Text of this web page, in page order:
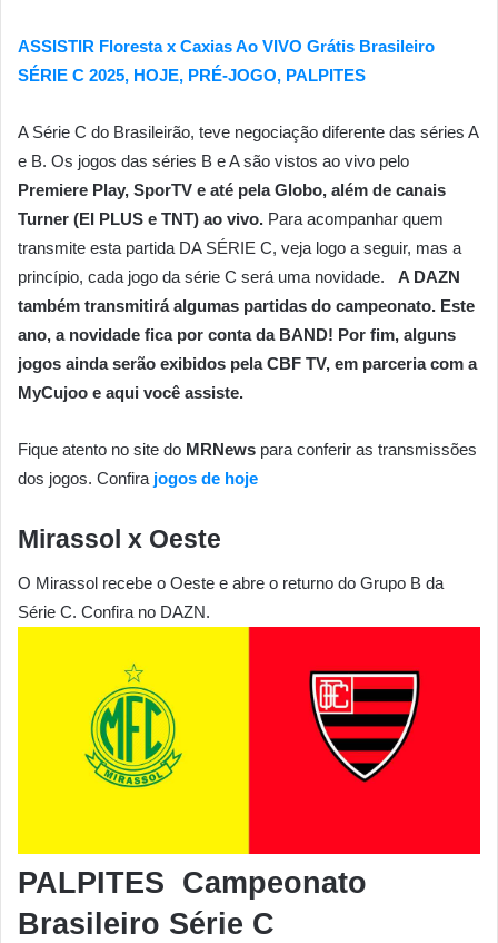
ASSISTIR Floresta x Caxias Ao VIVO Grátis Brasileiro
SÉRIE C 2025, HOJE, PRÉ-JOGO, PALPITES
A Série C do Brasileirão, teve negociação diferente das séries A
e B. Os jogos das séries B e A são vistos ao vivo pelo
Premiere Play, SporTV e até pela Globo, além de canais
Turner (EI PLUS e TNT) ao vivo. Para acompanhar quem
transmite esta partida DA SÉRIE C, veja logo a seguir, mas a
princípio, cada jogo da série C será uma novidade. A DAZN
também transmitirá algumas partidas do campeonato. Este
ano, a novidade fica por conta da BAND! Por fim, alguns
jogos ainda serão exibidos pela CBF TV, em parceria com a
MyCujoo e aqui você assiste.
Fique atento no site do MRNews para conferir as transmissões
dos jogos. Confira jogos de hoje
Mirassol x Oeste
O Mirassol recebe o Oeste e abre o returno do Grupo B da
Série C. Confira no DAZN.
PALPITES Campeonato
Brasileiro Série C